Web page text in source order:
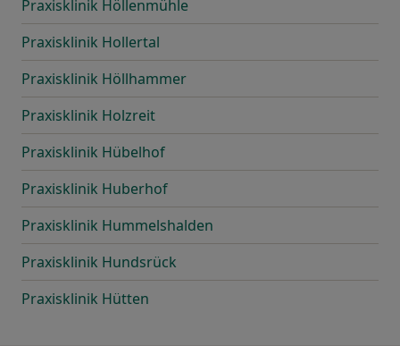
Praxisklinik Höllenmühle
Praxisklinik Hollertal
Praxisklinik Höllhammer
Praxisklinik Holzreit
Praxisklinik Hübelhof
Praxisklinik Huberhof
Praxisklinik Hummelshalden
Praxisklinik Hundsrück
Praxisklinik Hütten